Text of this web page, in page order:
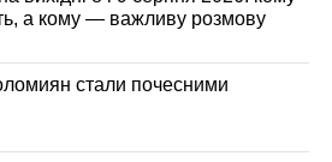
а кому — важливу розмову
стали почесними